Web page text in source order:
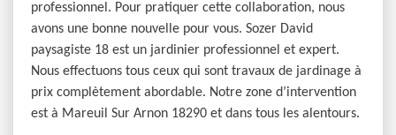
professionnel. Pour pratiquer cette collaboration, nous
avons une bonne nouvelle pour vous. Sozer David
paysagiste 18 est un jardinier professionnel et expert.
Nous effectuons tous ceux qui sont travaux de jardinage à
prix complètement abordable. Notre zone d’intervention
est à Mareuil Sur Arnon 18290 et dans tous les alentours.